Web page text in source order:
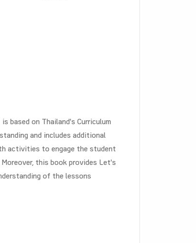
based on Thailand's Curriculum
and includes additional
activities to engage the student
this book provides Let's
of the lessons